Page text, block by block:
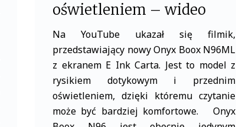
oświetleniem – wideo
Na YouTube ukazał się filmik,
przedstawiający nowy Onyx Boox N96ML
z ekranem E Ink Carta. Jest to model z
rysikiem dotykowym i przednim
oświetleniem, dzięki któremu czytanie
może być bardziej komfortowe. Onyx